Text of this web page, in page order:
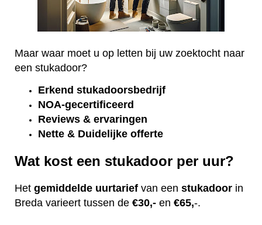
Maar waar moet u op letten bij uw zoektocht naar
een stukadoor?
Erkend stukadoorsbedrijf
NOA-gecertificeerd
Reviews & ervaringen
Nette & Duidelijke offerte
Wat kost een stukadoor per uur?
Het gemiddelde uurtarief van een stukadoor in
Breda varieert tussen de €30,- en €65,-.